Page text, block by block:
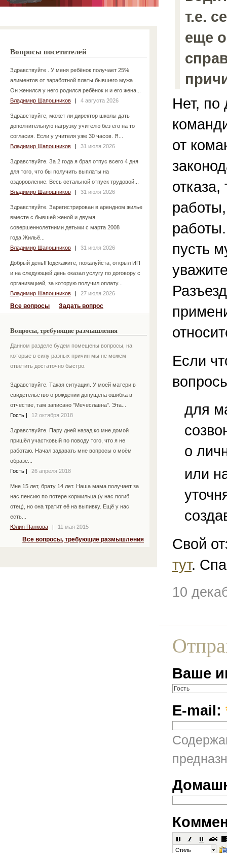
Вопросы посетителей
Здравствуйте . У меня ребёнок получает 25%
алиментов от заработной платы бывшего мужа .
Он женился у него родился ребёнок и и его жена...
Владимир Шапошников
| 4 августа 2026
Здравствуйте, может ли директор школы дать
дополнительную нагрузку учителю без его на то
согласия. Если у учителя уже 30 часов. Я...
Владимир Шапошников
| 31 июля 2026
Здравствуйте. За 2 года я брал отпус всего 4 дня
для того, что бы получить выплаты на
оздоровление. Весь остальной отпуск трудовой...
Владимир Шапошников
| 31 июля 2026
Здравствуйте. Зарегистрирован в арендном жилье
вместе с бывшей женой и двумя
совершеннолетними детьми с марта 2008
года.Жильё...
Владимир Шапошников
| 31 июля 2026
Добрый день!Подскажите, пожалуйста, открыл ИП
и на следующей день оказал услугу по договору с
организацией, за которую получил оплату...
Владимир Шапошников
| 27 июля 2026
Все вопросы Задать вопрос
Вопросы, требующие размышления
Данном разделе будем помещены вопросы, на
которые в силу разных причин мы не можем
ответить достаточно быстро.
Здравствуйте. Такая ситуация. У моей матери в
свидетельство о рождении допущена ошибка в
отчестве, там записано "Мечеславна". Эта...
Гость
12 октября 2018
Здравствуйте. Пару дней назад ко мне домой
пришёл участковый по поводу того, что я не
работаю. Начал задавать мне вопросы о моём
образе...
Гость
26 апреля 2018
Мне 15 лет, брату 14 лет. Наша мама получает за
нас пенсию по потере кормильца (у нас погиб
отец), но она тратит её на выпивку. Ещё у нас
есть...
Юлия Панкова
11 мая 2015
Все вопросы, требующие размышления
т.е.
еще
Нет, по
от
отказа,
пусть
Если
для
о
или
Свой
тут.
10
Ваше
E-mail:
Стиль